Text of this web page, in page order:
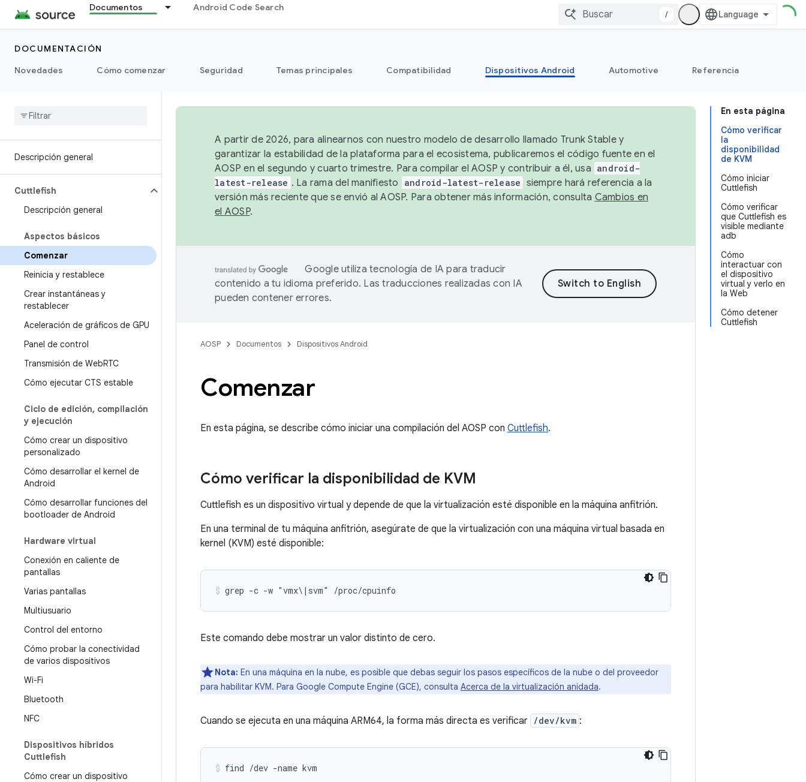
Documentos Android Code Search
/
DOCUMENTACIÓN
Novedades
Cómo comenzar Seguridad Temas principales Compatibilidad Dispositivos Android Automotive Referencia
Descripción general
Cuttlefish
Descripción general
Aspectos básicos
Comenzar
Reinicia y restablece
Crear instantáneas y
restablecer
Aceleración de gráficos de GPU
Panel de control
Transmisión de WebRTC
Cómo ejecutar CTS estable
Ciclo de edición, compilación
y ejecución
Cómo crear un dispositivo
personalizado
Cómo desarrollar el kernel de
Android
Cómo desarrollar funciones del
bootloader de Android
Hardware virtual
Conexión en caliente de
pantallas
Varias pantallas
Multiusuario
Control del entorno
Cómo probar la conectividad
de varios dispositivos
Wi-Fi
Bluetooth
NFC
Dispositivos híbridos
Cuttlefish
Cómo crear un dispositivo
En esta página
Cómo verificar
la
disponibilidad
de KVM
Cómo iniciar
Cuttlefish
Cómo verificar
que Cuttlefish es
visible mediante
adb
Cómo
interactuar con
el dispositivo
virtual y verlo en
la Web
Cómo detener
Cuttlefish
A partir de 2026, para alinearnos con nuestro modelo de desarrollo llamado Trunk Stable y
garantizar la estabilidad de la plataforma para el ecosistema, publicaremos el código fuente en el
AOSP en el segundo y cuarto trimestre. Para compilar el AOSP y contribuir a él, usa android-
latest-release . La rama del manifiesto android-latest-release siempre hará referencia a la
versión más reciente que se envió al AOSP. Para obtener más información, consulta Cambios en
el AOSP.
Google utiliza tecnología de IA para traducir
contenido a tu idioma preferido. Las traducciones realizadas con IA
pueden contener errores.
AOSP Documentos Dispositivos Android
Comenzar
En esta página, se describe cómo iniciar una compilación del AOSP con Cuttlefish.
Cómo verificar la disponibilidad de KVM
Cuttlefish es un dispositivo virtual y depende de que la virtualización esté disponible en la máquina anfitrión.
En una terminal de tu máquina anfitrión, asegúrate de que la virtualización con una máquina virtual basada en
kernel (KVM) esté disponible:
grep -c -w "vmx\|svm" /proc/cpuinfo
Este comando debe mostrar un valor distinto de cero.
Nota: En una máquina en la nube, es posible que debas seguir los pasos específicos de la nube o del proveedor
para habilitar KVM. Para Google Compute Engine (GCE), consulta Acerca de la virtualización anidada.
Cuando se ejecuta en una máquina ARM64, la forma más directa es verificar /dev/kvm :
find /dev -name kvm